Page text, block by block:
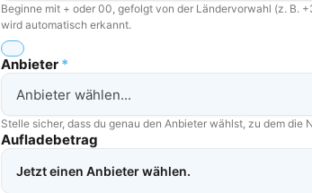
Beginne mit + oder 00, gefolgt von der Ländervorwahl (z. B.
wird automatisch erkannt.
Anbieter *
Stelle sicher, dass du genau den Anbieter wählst, zu dem die
Aufladebetrag
Jetzt einen Anbieter wählen.